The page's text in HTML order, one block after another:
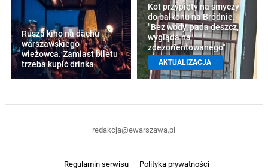
Rusza kino na dachu
warszawskiego
wieżowca. Zamiast biletu
trzeba kupić drinka
Kot przypięty na smyczy
do balkonu na Bródnie.
"Bez wody, pada deszcz,
wygląda na
zdezorientowanego"
AKTUALIZACJA
Regulamin serwisu Polityka prywatności
redakcja@ewarszawa.pl